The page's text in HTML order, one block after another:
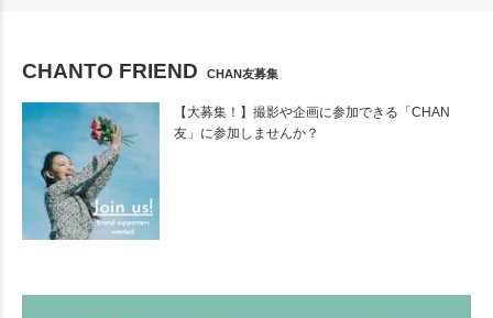
CHANTO FRIEND CHAN友募集
【大募集！】撮影や企画に参加できる「CHAN
友」に参加しませんか？